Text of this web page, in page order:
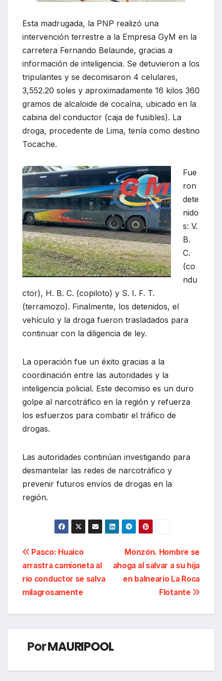
Esta madrugada, la PNP realizó una
intervención terrestre a la Empresa GyM en la
carretera Fernando Belaunde, gracias a
información de inteligencia. Se detuvieron a los
tripulantes y se decomisaron 4 celulares,
3,552.20 soles y aproximadamente 16 kilos 360
gramos de alcaloide de cocaína, ubicado en la
cabina del conductor (caja de fusibles). La
droga, procedente de Lima, tenía como destino
Tocache.
Fue
ron
dete
nido
s: V.
B.
C.
(co
ndu
ctor), H. B. C. (copiloto) y S. I. F. T.
(terramozo). Finalmente, los detenidos, el
vehículo y la droga fueron trasladados para
continuar con la diligencia de ley.
La operación fue un éxito gracias a la
coordinación entre las autoridades y la
inteligencia policial. Este decomiso es un duro
golpe al narcotráfico en la región y refuerza
los esfuerzos para combatir el tráfico de
drogas.
Las autoridades continúan investigando para
desmantelar las redes de narcotráfico y
prevenir futuros envíos de drogas en la
región.
Navegación
de
entradas
Monzón. Hombre se
ahoga al salvar a su hija
en balneario La Roca
Flotante
Pasco: Huaico
arrastra camioneta al
río conductor se salva
milagrosamente
PorMAURIPOOL